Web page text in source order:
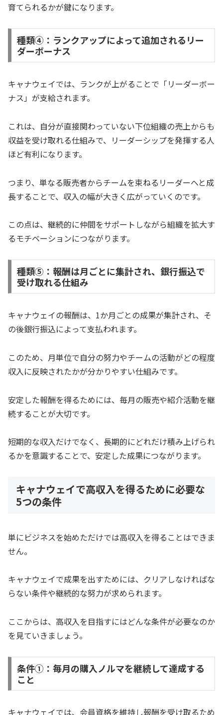
育てられるかが鍵になります。
種類④：ランクアップによって追加されるリー
ダーボーナス
キャナウェイでは、ランクが上がることで「リーダーボー
ナス」が支給されます。
これは、自分が直接関わっていない下位組織の売上からも
収益を受け取れる仕組みで、リーダーシップを発揮する人
ほど有利になります。
つまり、単なる販売者からチームを束ねるリーダーへと成
長することで、収入の幅が大きく広がっていくのです。
この点は、継続的に仲間をサポートしながら組織を拡大す
るモチベーションにつながります。
種類⑤：報酬は月ごとに集計され、銀行振込で
受け取れる仕組み
キャナウェイの報酬は、1か月ごとの成果が集計され、そ
の後銀行振込によって支払われます。
このため、月単位で自分の努力やチームの活動がどの程度
収入に反映されたかが分かりやすい仕組みです。
安定した報酬を得るためには、毎月の販売や紹介活動を継
続することが大切です。
短期的な収入だけでなく、長期的にどれだけ積み上げられ
るかを意識することで、安定した成果につながります。
キャナウェイで高収入を得るために必要な
5つの条件
単にビジネスを始めただけでは高収入を得ることはできま
せん。
キャナウェイで成果を出すためには、クリアしなければな
らない条件や継続的な努力が求められます。
ここからは、高収入を目指すにはどんな条件が必要なのか
を見ていきましょう。
条件①：毎月の購入ノルマを継続して達成する
こと
キャナウェイでは、会員資格を維持し報酬を受け取るため